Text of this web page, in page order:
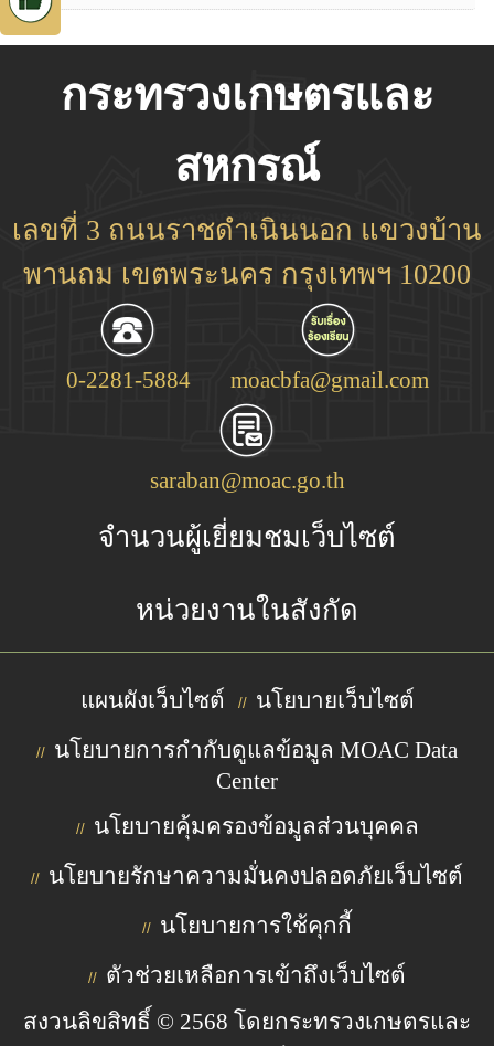
กระทรวงเกษตรและ
สหกรณ์
เลขที่ 3 ถนนราชดำเนินนอก แขวงบ้าน
พานถม เขตพระนคร กรุงเทพฯ 10200
0-2281-5884 moacbfa@gmail.com
saraban@moac.go.th
จำนวนผู้เยี่ยมชมเว็บไซต์
หน่วยงานในสังกัด
แผนผังเว็บไซต์ // นโยบายเว็บไซต์
// นโยบายการกำกับดูแลข้อมูล MOAC Data
Center
// นโยบายคุ้มครองข้อมูลส่วนบุคคล
// นโยบายรักษาความมั่นคงปลอดภัยเว็บไซต์
// นโยบายการใช้คุกกี้
// ตัวช่วยเหลือการเข้าถึงเว็บไซต์
สงวนลิขสิทธิ์ © 2568 โดยกระทรวงเกษตรและ